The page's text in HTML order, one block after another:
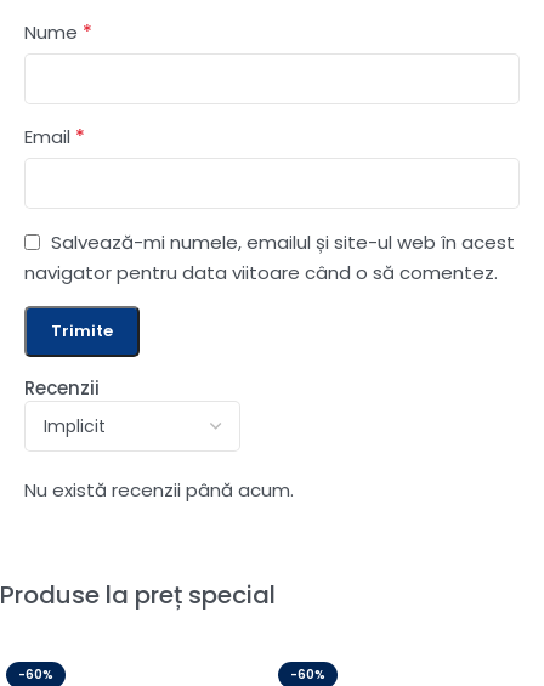
Recenzii
Nu există recenzii până acum.
Nume *
Email *
Salvează-mi numele, emailul și site-ul web în acest
navigator pentru data viitoare când o să comentez.
Produse la preț special
-60% -60%